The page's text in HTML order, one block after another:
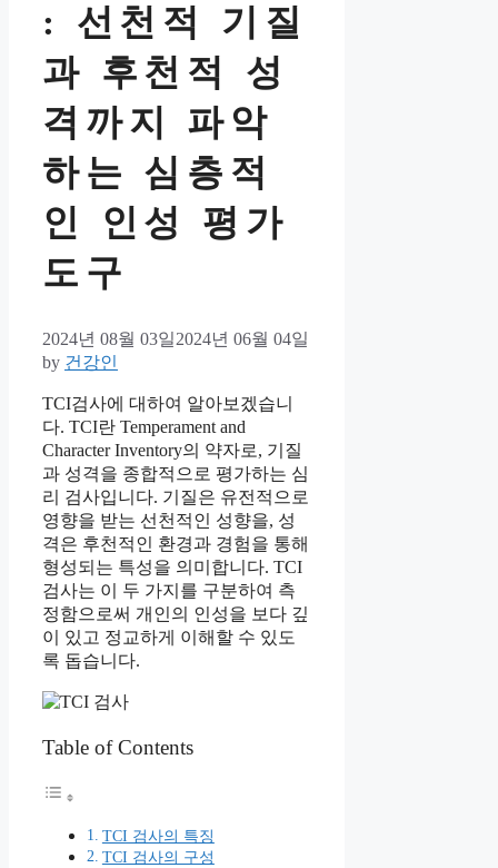
: 선천적 기질
과 후천적 성
격까지 파악
하는 심층적
인 인성 평가
도구
2024년 08월 03일2024년 06월 04일
by 건강인
TCI검사에 대하여 알아보겠습니
다. TCI란 Temperament and
Character Inventory의 약자로, 기질
과 성격을 종합적으로 평가하는 심
리 검사입니다. 기질은 유전적으로
영향을 받는 선천적인 성향을, 성
격은 후천적인 환경과 경험을 통해
형성되는 특성을 의미합니다. TCI
검사는 이 두 가지를 구분하여 측
정함으로써 개인의 인성을 보다 깊
이 있고 정교하게 이해할 수 있도
록 돕습니다.
Table of Contents
TCI 검사의 특징
TCI 검사의 구성